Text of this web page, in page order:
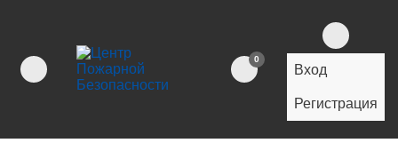
0
Вход
Регистрация